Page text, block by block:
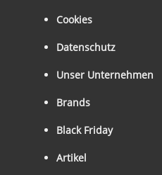
Cookies
Datenschutz
Unser Unternehmen
Brands
Black Friday
Artikel